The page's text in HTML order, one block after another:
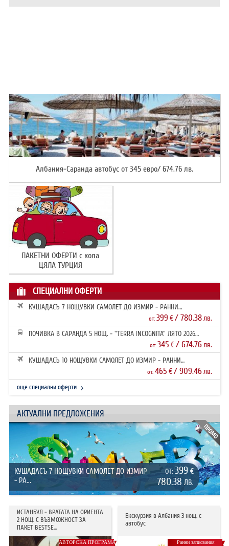
ЗА НАС
КОНТАКТИ
ОБЩИ УСЛОВИЯ ПАКЕТНИ
ПЪТУВАНИЯ
ПОЛИТИКА ЗА ПОВЕРИТЕЛНОСТ
Албания-Саранда автобус от 345 евро/ 674.76 лв.
ПАКЕТНИ ОФЕРТИ с кола
ЦЯЛА ТУРЦИЯ
СПЕЦИАЛНИ ОФЕРТИ
КУШАДАСЪ 7 НОЩУВКИ САМОЛЕТ ДО ИЗМИР - РАННИ
от:399 €/ 780.38лв.
ПОЧИВКА В САРАНДА 5 НОЩ. - "TERRA INCOGNITA" ЛЯТО 2026
от:345 €/ 674.76лв.
КУШАДАСЪ 10 НОЩУВКИ САМОЛЕТ ДО ИЗМИР - РАННИ
от:465 €/ 909.46лв.
още специални оферти
АКТУАЛНИ ПРЕДЛОЖЕНИЯ
КУШАДАСЪ 7 НОЩУВКИ САМОЛЕТ ДО ИЗМИР
- РА...
ОТ: 399 €
780.38 ЛВ.
ИСТАНБУЛ - ВРАТАТА НА ОРИЕНТА
2 НОЩ. С ВЪЗМОЖНОСТ ЗА
ПАКЕТ BESTSE...
АВТОРСКА ПРОГРАМА
Екскурзия в Албания 3 нощ. с
автобус
Ранни записвания